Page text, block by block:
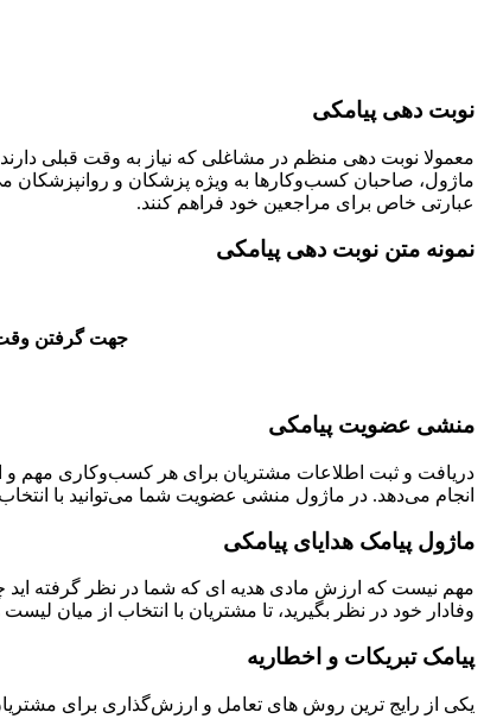
نوبت دهی پیامکی
معمولا نوبت دهی منظم در مشاغلی که نیاز به وقت قبلی
ماژول، صاحبان کسب‌وکارها به ویژه پزشکان و روانپزشکان
عبارتی خاص برای مراجعین خود فراهم کنند.
نمونه متن نوبت دهی پیامکی
جهت گرفتن وقت
منشی عضویت پیامکی
دریافت و ثبت اطلاعات مشتریان برای هر کسب‌وکاری مهم
انجام می‌دهد. در ماژول منشی عضویت شما می‌توانید با
ماژول پیامک هدایای پیامکی
مهم نیست که ارزش مادی هدیه ای که شما در نظر گرفته اید
وفادار خود در نظر بگیرید، تا مشتریان با انتخاب از میان
پیامک تبریکات و اخطاریه
یکی از رایج ترین روش های تعامل و ارزش‌گذاری برای